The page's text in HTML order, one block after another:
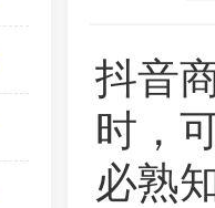
抖音
时，
必熟